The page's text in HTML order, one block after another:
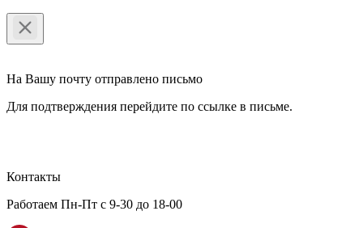
На Вашу почту отправлено письмо
Для подтверждения перейдите по ссылке в письме.
Контакты
Работаем Пн-Пт с 9-30 до 18-00